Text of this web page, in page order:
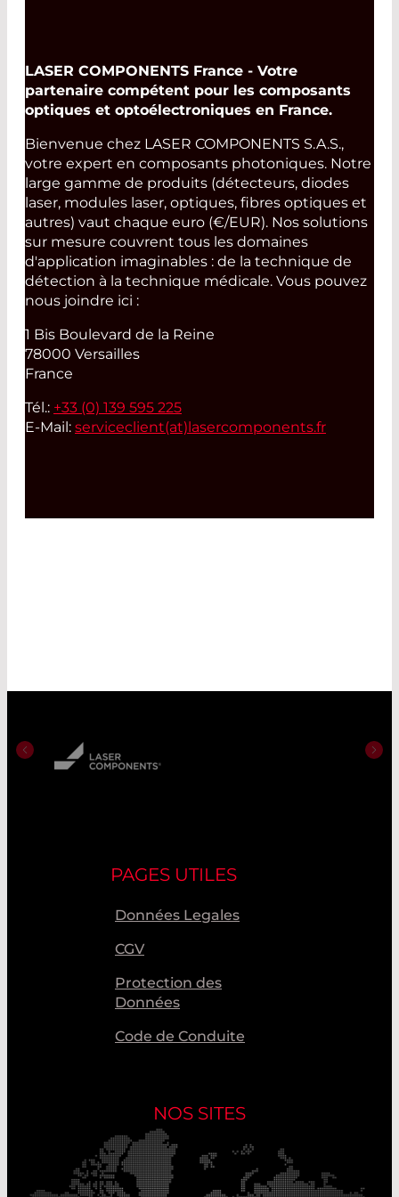
LASER COMPONENTS France - Votre
partenaire compétent pour les composants
optiques et optoélectroniques en France.
Bienvenue chez LASER COMPONENTS S.A.S.,
votre expert en composants photoniques. Notre
large gamme de produits (détecteurs, diodes
laser, modules laser, optiques, fibres optiques et
autres) vaut chaque euro (€/EUR). Nos solutions
sur mesure couvrent tous les domaines
d'application imaginables : de la technique de
détection à la technique médicale. Vous pouvez
nous joindre ici :
1 Bis Boulevard de la Reine
78000 Versailles
France
Tél.: +33 (0) 139 595 225
E-Mail: serviceclient(at) lasercomponents.fr
PAGES UTILES
Données Legales
CGV
Protection des
Données
Code de Conduite
NOS SITES